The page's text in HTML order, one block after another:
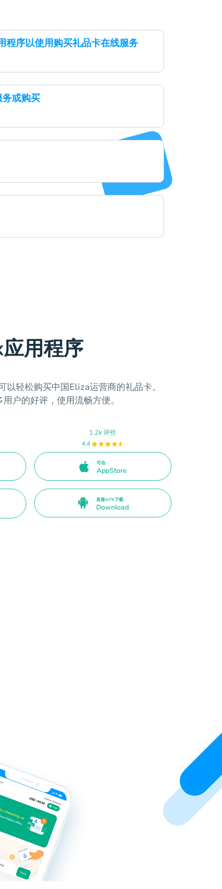
程序以使用购买礼品卡在线服务
或购买
用程序
轻松购买中国Eliza运营商的礼品卡。
户的好评，使用流畅方便。
1.2k 评价
4.4
可在
AppStore
直接APK下载
Download